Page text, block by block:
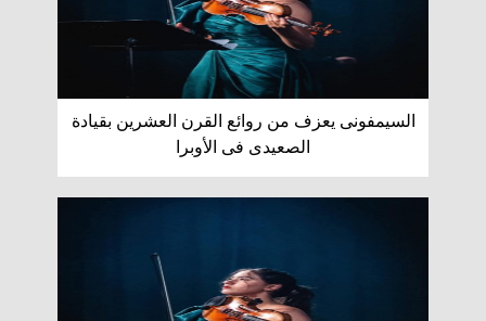
السيمفونى يعزف من روائع القرن العشرين بقيادة
الصعيدى فى الأوبرا